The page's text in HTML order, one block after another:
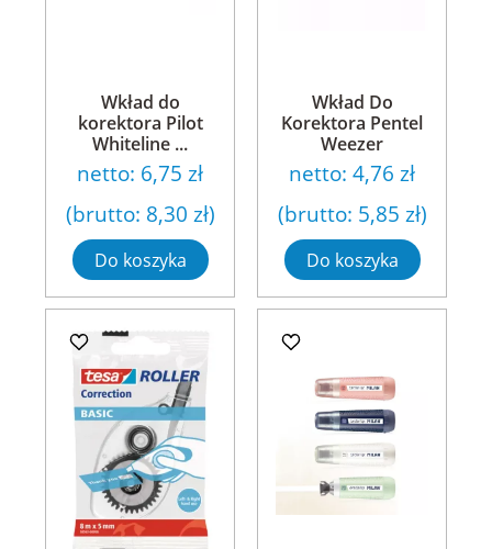
Wkład do
korektora Pilot
Whiteline ...
netto: 6,75 zł
(brutto: 8,30 zł)
Do koszyka
Wkład Do
Korektora Pentel
Weezer
netto: 4,76 zł
(brutto: 5,85 zł)
Do koszyka